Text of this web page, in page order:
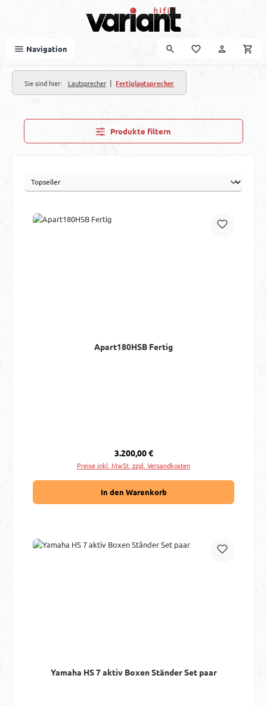
Navigation
Sie sind hier: Lautsprecher | Fertiglautsprecher
Produkte filtern
Apart180HSB Fertig
Regulärer Preis:
3.200,00 €
Preise inkl. MwSt. zzgl. Versandkosten
In den Warenkorb
Yamaha HS 7 aktiv Boxen Ständer Set paar